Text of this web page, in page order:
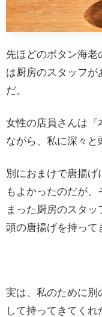
先ほどのボタン海老
は厨房のスタッフ
だ。
女性の店員さんは『
ながら、私に深々と
別におまけで唐揚
もよかったのだが
まった厨房のスタ
頭の唐揚げを持って
実は、私のために別
して持ってきてくれ